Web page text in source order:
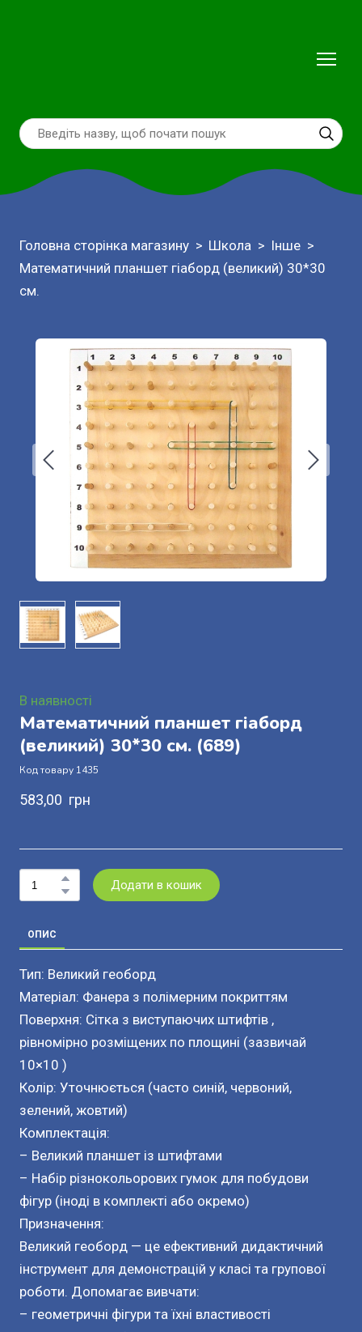
Головна сторінка магазину Школа
Інше
Математичний планшет гіаборд (великий) 30*30
см.
В наявності
Математичний планшет гіаборд
(великий) 30*30 см. (689)
Код товару 1435
583,00  грн
Додати в кошик
ОПИС
Тип: Великий геоборд
Матеріал: Фанера з полімерним покриттям
Поверхня: Сітка з виступаючих штифтів ,
рівномірно розміщених по площині (зазвичай
10×10 )
Колір: Уточнюється (часто синій, червоний,
зелений, жовтий)
Комплектація:
– Великий планшет із штифтами
– Набір різнокольорових гумок для побудови
фігур (іноді в комплекті або окремо)
Призначення:
Великий геоборд — це ефективний дидактичний
інструмент для демонстрацій у класі та групової
роботи. Допомагає вивчати:
– геометричні фігури та їхні властивості